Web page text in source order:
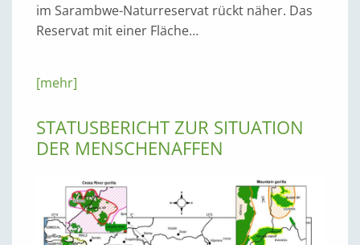
im Sarambwe-Naturreservat rückt näher. Das
Reservat mit einer Fläche…
[mehr]
STATUSBERICHT ZUR SITUATION
DER MENSCHENAFFEN